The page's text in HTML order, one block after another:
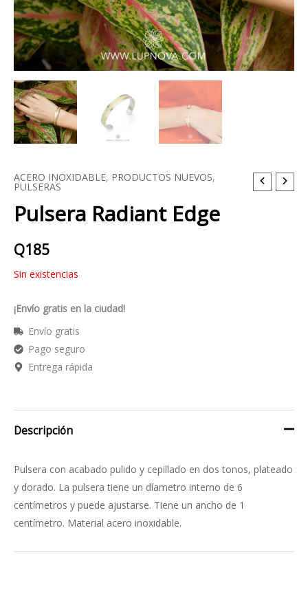
ACERO INOXIDABLE, PRODUCTOS NUEVOS,
PULSERAS
Pulsera Radiant Edge
Q185
Sin existencias
¡Envío gratis en la ciudad!
Envío gratis
Pago seguro
Entrega rápida
Descripción
Pulsera con acabado pulido y cepillado en dos tonos, plateado
y dorado. La pulsera tiene un díametro interno de 6
centímetros y puede ajustarse. Tiene un ancho de 1
centímetro. Material acero inoxidable.